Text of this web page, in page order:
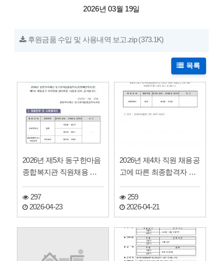
2026년03월 19일
후원금품 수입 및 사용내역 보고.zip(373.1K)
목록
2026년 제5차 동구한마음
종합복지관 직원채용 서
297
2026-04-23
2026년 제4차 직원 채용공
고에 따른 최종합격자 발
259
2026-04-21